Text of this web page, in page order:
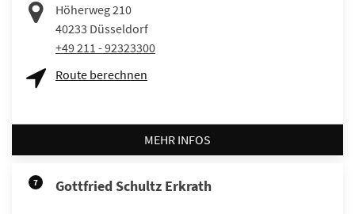
Höherweg 210
40233 Düsseldorf
+49 211 - 92323300
Route berechnen
MEHR INFOS
7 Gottfried Schultz Erkrath